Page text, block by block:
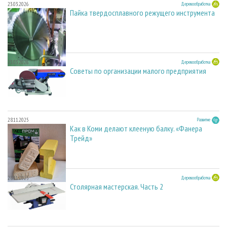
23.03.2026 Деревообработка
Пайка твердосплавного режущего инструмента
23.03.2026 Деревообработка
Советы по организации малого предприятия
28.11.2025 Развитие
Как в Коми делают клееную балку. «Фанера
Трейд»
28.11.2025 Деревообработка
Столярная мастерская. Часть 2